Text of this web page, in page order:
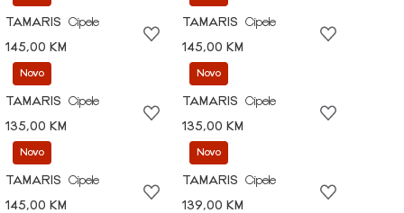
TAMARIS
Cipele
145,00 KM
TAMARIS
Cipele
145,00 KM
Novo
TAMARIS
Cipele
135,00 KM
Novo
TAMARIS
Cipele
135,00 KM
Novo
TAMARIS
Cipele
145,00 KM
Novo
TAMARIS
Cipele
139,00 KM